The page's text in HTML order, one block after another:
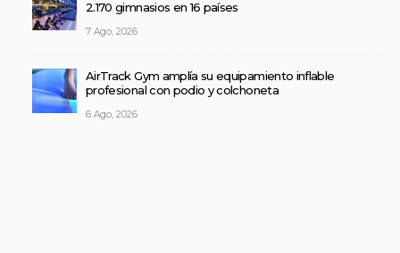
2.170 gimnasios en 16 países
7 Ago, 2026
AirTrack Gym amplía su equipamiento inflable
profesional con podio y colchoneta
6 Ago, 2026